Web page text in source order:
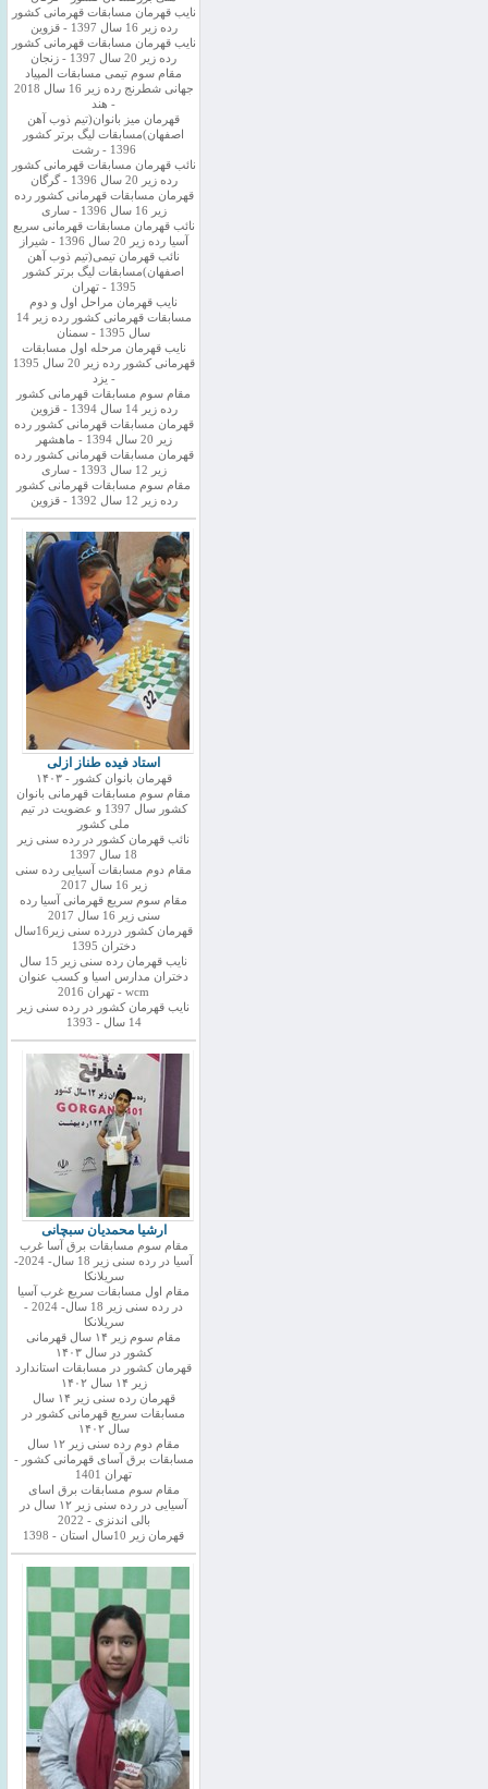
نایب قهرمان مسابقات قهرمانی کشور
رده زیر 16 سال 1397 - قزوین
نایب قهرمان مسابقات قهرمانی کشور
رده زیر 20 سال 1397 - زنجان
مقام سوم تیمی مسابقات المپیاد
جهانی شطرنج رده زیر 16 سال 2018
- هند
قهرمان میز بانوان(تیم ذوب آهن
اصفهان)مسابقات لیگ برتر کشور
1396 - رشت
نائب قهرمان مسابقات قهرمانی کشور
رده زیر 20 سال 1396 - گرگان
قهرمان مسابقات قهرمانی کشور رده
زیر 16 سال 1396 - ساری
نائب قهرمان مسابقات قهرمانی سریع
آسیا رده زیر 20 سال 1396 - شیراز
نائب قهرمان تیمی(تیم ذوب آهن
اصفهان)مسابقات لیگ برتر کشور
1395 - تهران
نایب قهرمان مراحل اول و دوم
مسابقات قهرمانی کشور رده زیر 14
سال 1395 - سمنان
نایب قهرمان مرحله اول مسابقات
قهرمانی کشور رده زیر 20 سال 1395
- یزد
مقام سوم مسابقات قهرمانی کشور
رده زیر 14 سال 1394 - قزوین
قهرمان مسابقات قهرمانی کشور رده
زیر 20 سال 1394 - ماهشهر
قهرمان مسابقات قهرمانی کشور رده
زیر 12 سال 1393 - ساری
مقام سوم مسابقات قهرمانی کشور
رده زیر 12 سال 1392 - قزوین
استاد فیده طناز ازلی
قهرمان بانوان کشور - ۱۴۰۳
مقام سوم مسابقات قهرمانی بانوان
کشور سال 1397 و عضویت در تیم
ملی کشور
نائب قهرمان کشور در رده سنی زیر
18 سال 1397
مقام دوم مسابقات آسیایی رده سنی
زیر 16 سال 2017
مقام سوم سریع قهرمانی آسیا رده
سنی زیر 16 سال 2017
قهرمان کشور دررده سنی زیر16سال
دختران 1395
نایب قهرمان رده سنی زیر 15 سال
دختران مدارس اسیا و کسب عنوان
wcm - تهران 2016
نایب قهرمان کشور در رده سنی زیر
14 سال - 1393
ارشیا محمدیان سبچانی
مقام سوم مسابقات برق آسا غرب
آسیا در رده سنی زیر 18 سال- 2024-
سریلانکا
مقام اول مسابقات سریع غرب آسیا
در رده سنی زیر 18 سال- 2024 -
سریلانکا
مقام سوم زیر ۱۴ سال قهرمانی
کشور در سال ۱۴۰۳
قهرمان کشور در مسابقات استاندارد
زیر ۱۴ سال ۱۴۰۲
قهرمان رده سنی زیر ۱۴ سال
مسابقات سریع قهرمانی کشور در
سال ۱۴۰۲
مقام دوم رده سنی زیر ۱۲ سال
مسابقات برق آسای قهرمانی کشور -
تهران 1401
مقام سوم مسابقات برق اسای
آسیایی در رده سنی زیر ۱۲ سال در
بالی اندنزی - 2022
قهرمان زیر 10سال استان - 1398